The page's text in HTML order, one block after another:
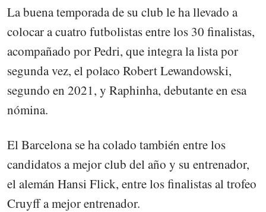
La buena temporada de su club le ha llevado a
colocar a cuatro futbolistas entre los 30 finalistas,
acompañado por Pedri, que integra la lista por
segunda vez, el polaco Robert Lewandowski,
segundo en 2021, y Raphinha, debutante en esa
nómina.
El Barcelona se ha colado también entre los
candidatos a mejor club del año y su entrenador,
el alemán Hansi Flick, entre los finalistas al trofeo
Cruyff a mejor entrenador.